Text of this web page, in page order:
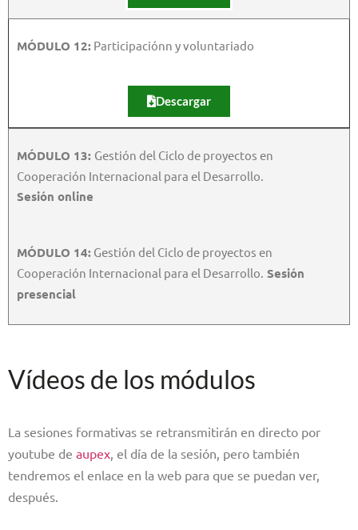
MÓDULO 12: Participaciónn y voluntariado
Descargar
MÓDULO 13: Gestión del Ciclo de proyectos en
Cooperación Internacional para el Desarrollo.
Sesión online
MÓDULO 14: Gestión del Ciclo de proyectos en
Cooperación Internacional para el Desarrollo. Sesión
presencial
Vídeos de los módulos
La sesiones formativas se retransmitirán en directo por
youtube de aupex , el día de la sesión, pero también
tendremos el enlace en la web para que se puedan ver,
después.